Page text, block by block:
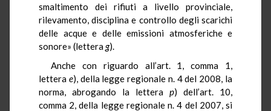
smaltimento dei rifiuti a livello provinciale,
rilevamento, disciplina e controllo degli scarichi
delle acque e delle emissioni atmosferiche e
sonore» (letterag).
Anche con riguardo all’art. 1, comma 1,
lettera e), della legge regionale n. 4 del 2008, la
norma, abrogando la lettera p) dell’art. 10,
comma 2, della legge regionale n. 4 del 2007, si